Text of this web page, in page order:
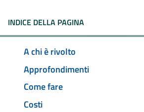
INDICE DELLA PAGINA
A chi è rivolto
Approfondimenti
Come fare
Costi